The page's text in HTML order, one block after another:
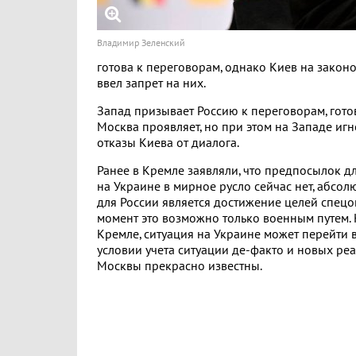
Владимир Зеленский
готова к переговорам, однако Киев на
ввел запрет на них.
Запад призывает Россию к переговорам,
Москва проявляет, но при этом на Западе
отказы Киева от диалога.
Ранее в Кремле заявляли, что предпосылок
на Украине в мирное русло сейчас нет,
для России является достижение целей
момент это возможно только военным путем.
Кремле, ситуация на Украине может перейти
условии учета ситуации де-факто и новых
Москвы прекрасно известны.